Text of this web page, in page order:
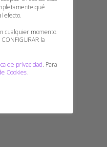
qué
efecto.
cualquier momento.
la
de privacidad. Para
Cookies.